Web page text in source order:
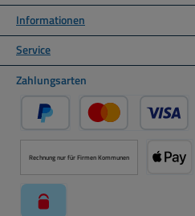
Informationen
Service
Zahlungsarten
PayPal Kredit- oder
Rechnung nur für Firmen Kommunen